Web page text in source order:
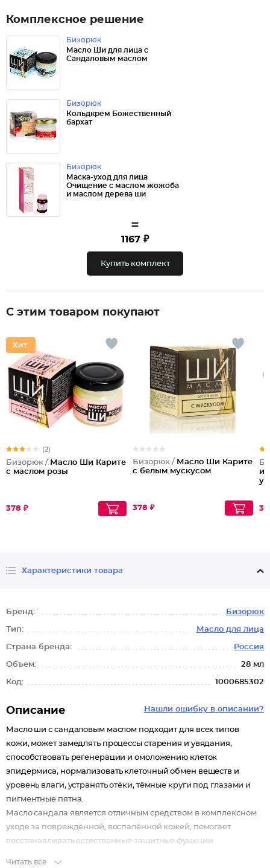
Комплексное решение
Бизорюк
Масло Ши для лица с
Сандаловым маслом
Бизорюк
Кольдкрем Божественный
бархат
Бизорюк
Маска-уход для лица
Очищение с маслом жожоба
и маслом дерева ши
=
1167 ₽
Купить комплект
С этим товаром покупают
(2)
Бизорюк / Масло Ши Карите
с маслом розы
378 ₽
Бизорюк / Масло Ши Карите
с белым мускусом
378 ₽
и
Характеристики товара
Бренд: Бизорюк
Тип: Масло для лица
Страна бренда: Россия
Объем: 28 мл
Код: 1000685302
Нашли ошибку в описании?
Описание
Масло ши с сандаловым маслом подходит для всех типов
кожи, может замедлять процессы старения и увядания,
способствовать регенерации и омоложению клеток
эпидермиса, нормализовать клеточный обмен веществ и
уровень влаги, устранять отёки, тёмные круги под глазами и
пигментные пятна.
Масло сандала является отличным средством в комплексном
уходе за повреждённой, воспалённой кожей, помогает
восстанавливать естественные защитные функции
Читать все